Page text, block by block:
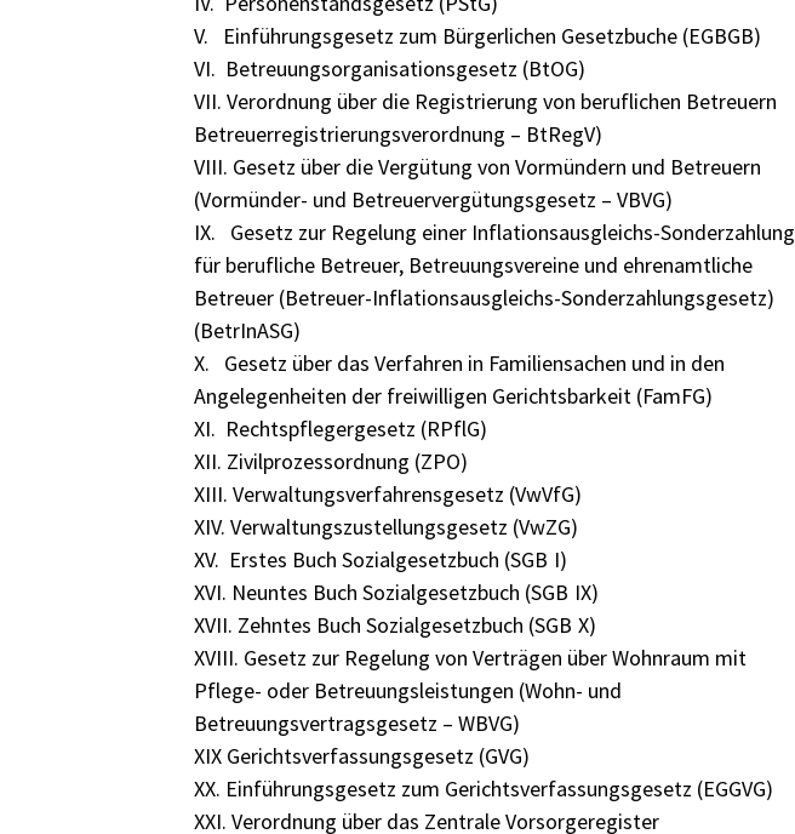
V. Einführungsgesetz zum Bürgerlichen Gesetzbuche (EGBGB)
VI. Betreuungsorganisationsgesetz (BtOG)
VII. Verordnung über die Registrierung von beruflichen Betreuern
Betreuerregistrierungsverordnung – BtRegV)
VIII. Gesetz über die Vergütung von Vormündern und Betreuern
(Vormünder- und Betreuervergütungsgesetz – VBVG)
IX. Gesetz zur Regelung einer Inflationsausgleichs-Sonderzahlung
für berufliche Betreuer, Betreuungsvereine und ehrenamtliche
Betreuer (Betreuer-Inflationsausgleichs-Sonderzahlungsgesetz)
(BetrInASG)
X. Gesetz über das Verfahren in Familiensachen und in den
Angelegenheiten der freiwilligen Gerichtsbarkeit (FamFG)
XI. Rechtspflegergesetz (RPflG)
XII. Zivilprozessordnung (ZPO)
XIII. Verwaltungsverfahrensgesetz (VwVfG)
XIV. Verwaltungszustellungsgesetz (VwZG)
XV. Erstes Buch Sozialgesetzbuch (SGB I)
XVI. Neuntes Buch Sozialgesetzbuch (SGB IX)
XVII. Zehntes Buch Sozialgesetzbuch (SGB X)
XVIII. Gesetz zur Regelung von Verträgen über Wohnraum mit
Pflege- oder Betreuungsleistungen (Wohn- und
Betreuungsvertragsgesetz – WBVG)
XIX Gerichtsverfassungsgesetz (GVG)
XX. Einführungsgesetz zum Gerichtsverfassungsgesetz (EGGVG)
XXI. Verordnung über das Zentrale Vorsorgeregister